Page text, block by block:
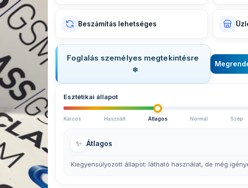
Beszámítás lehetséges
Foglalás személyes megtekintésre
Esztétikai állapot
Karcos Használt Átlagos Normál Szép
✨ Átlagos
Kiegyensúlyozott állapot: látható használat, de még